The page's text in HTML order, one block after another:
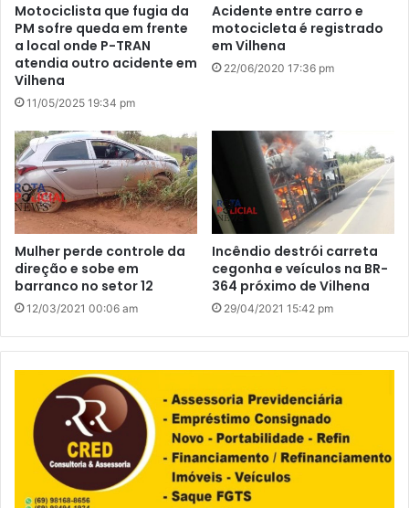
Motociclista que fugia da
PM sofre queda em frente
a local onde P-TRAN
atendia outro acidente em
Vilhena
11/05/2025 19:34 pm
Acidente entre carro e
motocicleta é registrado
em Vilhena
22/06/2020 17:36 pm
Mulher perde controle da
direção e sobe em
barranco no setor 12
12/03/2021 00:06 am
Incêndio destrói carreta
cegonha e veículos na BR-
364 próximo de Vilhena
29/04/2021 15:42 pm